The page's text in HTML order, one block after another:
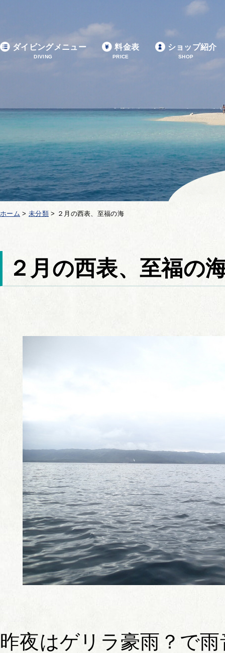
ダイビングメニュー
DIVING
料金表
PRICE
ショップ紹介
SHOP
ホーム > 未分類> ２月の西表、至福の海
２月の西表、至福の
昨夜はゲリラ豪雨？で